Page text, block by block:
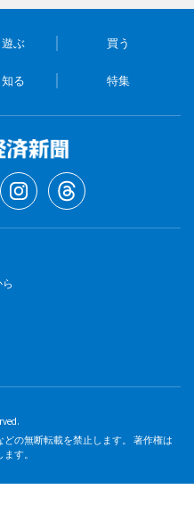
ぶ 買う
る 特集
の無断転載を禁止します。 著作権は
す。